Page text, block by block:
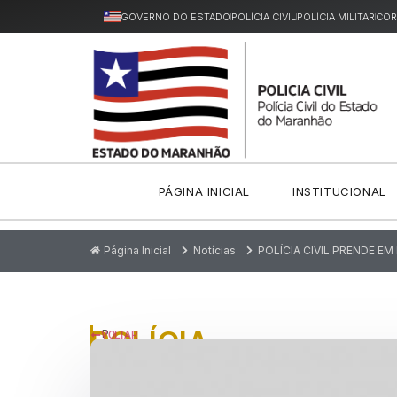
GOVERNO DO ESTADOPOLÍCIA CIVILPOLÍCIA MILITAR
PÁGINA INICIAL INSTITUCIONAL
Página Inicial Notícias POLÍCIA CIVIL PRENDE
P
POLÍCIA
VOLTAR